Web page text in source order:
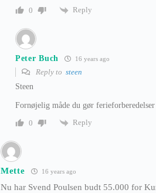
0
Reply
Peter Buch 16 years ago
Reply to steen
Steen
Fornøjelig måde du gør ferieforberedelser
0
Reply
Mette 16 years ago
Nu har Svend Poulsen budt 55.000 for